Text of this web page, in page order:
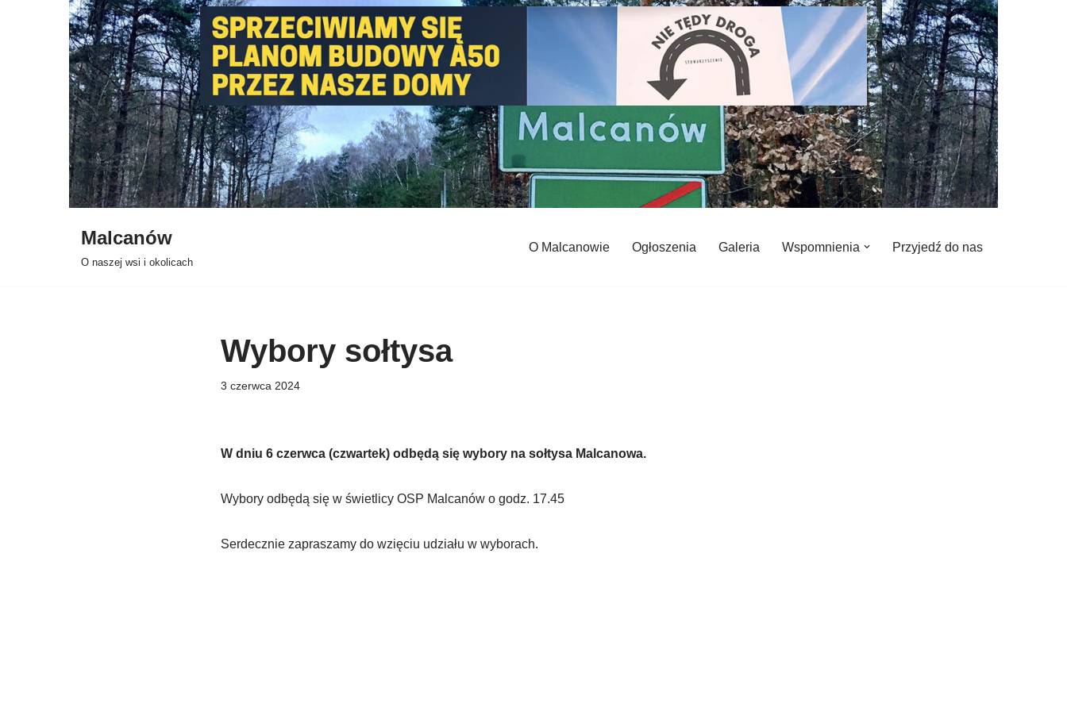
Malcanów
O naszej wsi i okolicach
O Malcanowie Ogłoszenia Galeria Wspomnienia Przyjedź do nas
Wybory sołtysa
3 czerwca 2024
W dniu 6 czerwca (czwartek) odbędą się wybory na sołtysa Malcanowa.
Wybory odbędą się w świetlicy OSP Malcanów o godz. 17.45
Serdecznie zapraszamy do wzięciu udziału w wyborach.